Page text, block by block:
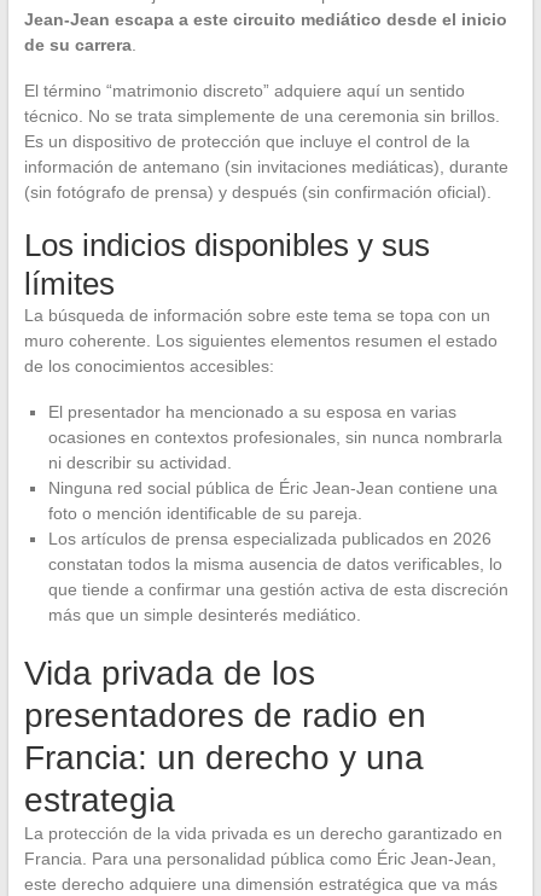
Jean-Jean escapa a este circuito mediático desde el inicio
de su carrera.
El término “matrimonio discreto” adquiere aquí un sentido
técnico. No se trata simplemente de una ceremonia sin brillos.
Es un dispositivo de protección que incluye el control de la
información de antemano (sin invitaciones mediáticas), durante
(sin fotógrafo de prensa) y después (sin confirmación oficial).
Los indicios disponibles y sus
límites
La búsqueda de información sobre este tema se topa con un
muro coherente. Los siguientes elementos resumen el estado
de los conocimientos accesibles:
El presentador ha mencionado a su esposa en varias
ocasiones en contextos profesionales, sin nunca nombrarla
ni describir su actividad.
Ninguna red social pública de Éric Jean-Jean contiene una
foto o mención identificable de su pareja.
Los artículos de prensa especializada publicados en 2026
constatan todos la misma ausencia de datos verificables, lo
que tiende a confirmar una gestión activa de esta discreción
más que un simple desinterés mediático.
Vida privada de los
presentadores de radio en
Francia: un derecho y una
estrategia
La protección de la vida privada es un derecho garantizado en
Francia. Para una personalidad pública como Éric Jean-Jean,
este derecho adquiere una dimensión estratégica que va más